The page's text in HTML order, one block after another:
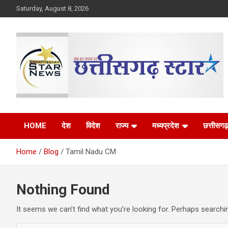
to
Saturday, August 8, 2026
Chhattisgarh Star
HOME देश विदेश राज्य मध्यप्रदेश छत्तीसगढ़
Home Blog Tamil Nadu CM
Nothing Found
It seems we can’t find what you’re looking for. Perhaps